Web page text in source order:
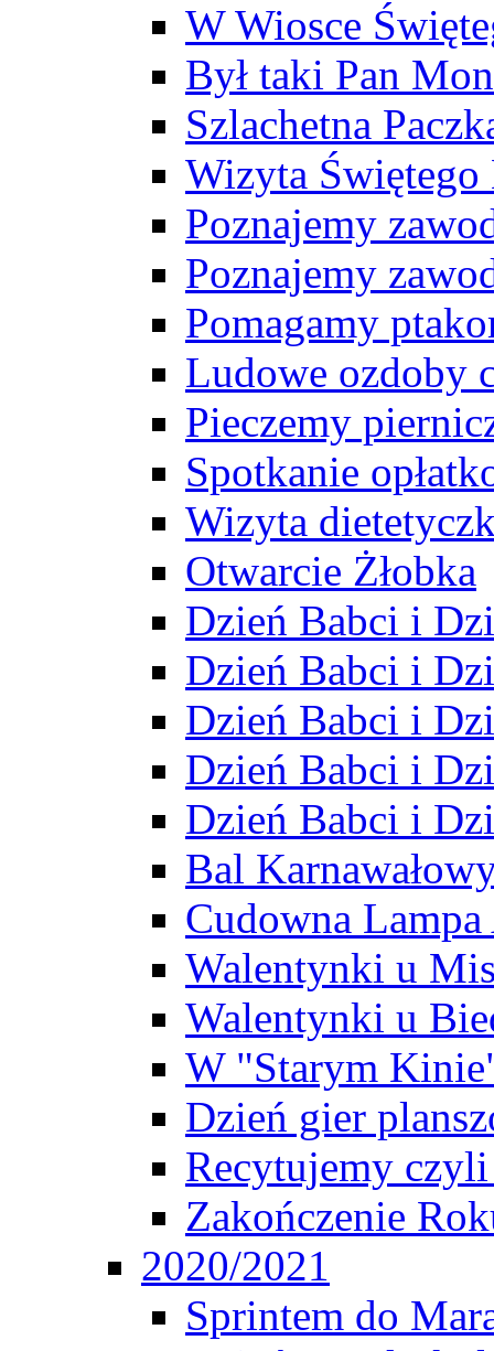
W Wiosce
Był taki Pan
Szlachetna
Wizyta Świętego
Poznajemy
Poznajemy
Pomagamy
Ludowe ozdoby
Pieczemy
Spotkanie
Wizyta
Otwarcie Żłobka
Dzień Babci i
Dzień Babci i
Dzień Babci i
Dzień Babci i
Dzień Babci i
Bal
Cudowna
Walentynki u
Walentynki u
W "Starym
Dzień gier
Recytujemy czyli
Zakończenie
2020/2021
Sprintem do